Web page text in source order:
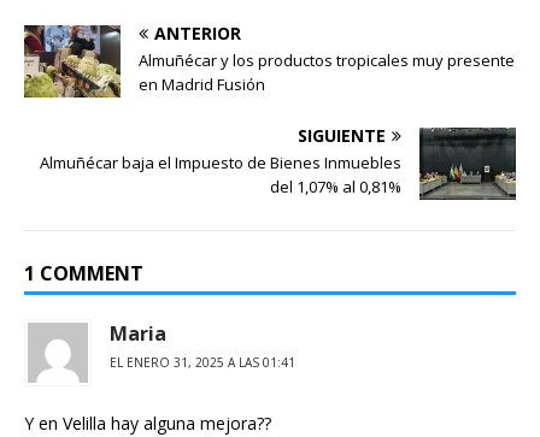
ANTERIOR
Almuñécar y los productos tropicales muy presente
en Madrid Fusión
SIGUIENTE
Almuñécar baja el Impuesto de Bienes Inmuebles
del 1,07% al 0,81%
1 COMMENT
Maria
EL ENERO 31, 2025 A LAS 01:41
Y en Velilla hay alguna mejora??